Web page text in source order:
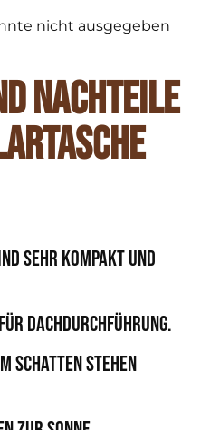
nicht ausgegeben
Nachteile
sehr kompakt und
für Dachdurchführung.
Schatten stehen